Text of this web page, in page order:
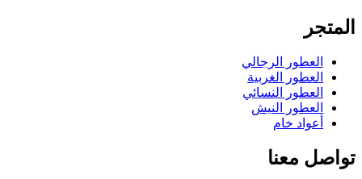
المتجر
العطور الرجالي
العطور الغربية
العطور النسائي
العطور النيش
أعواد خام
تواصل معنا